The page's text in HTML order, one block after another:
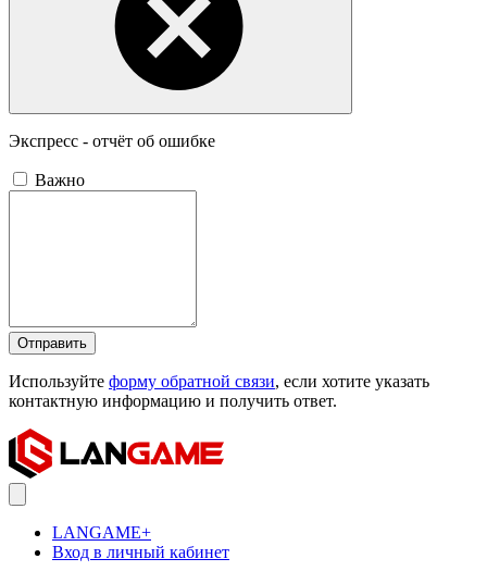
Экспресс - отчёт об ошибке
Важно
Отправить
Используйте форму обратной связи, если хотите указать
контактную информацию и получить ответ.
LANGAME+
Вход в личный кабинет